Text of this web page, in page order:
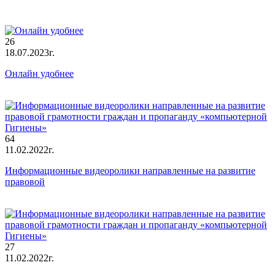
26
18.07.2023г.
Онлайн удобнее
64
11.02.2022г.
Информационные видеоролики направленные на развитие
правовой
27
11.02.2022г.